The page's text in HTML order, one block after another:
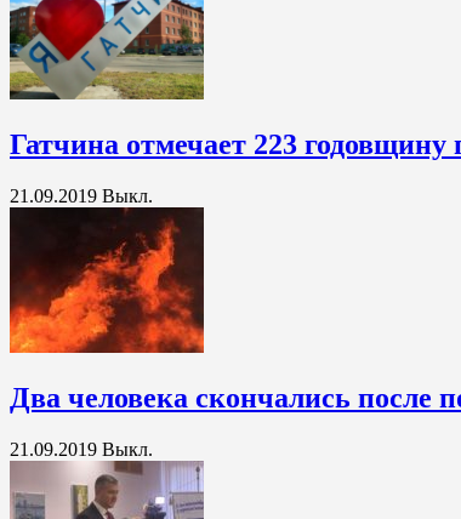
Гатчина отмечает 223 годовщину
21.09.2019 Выкл.
Два человека скончались после
21.09.2019 Выкл.